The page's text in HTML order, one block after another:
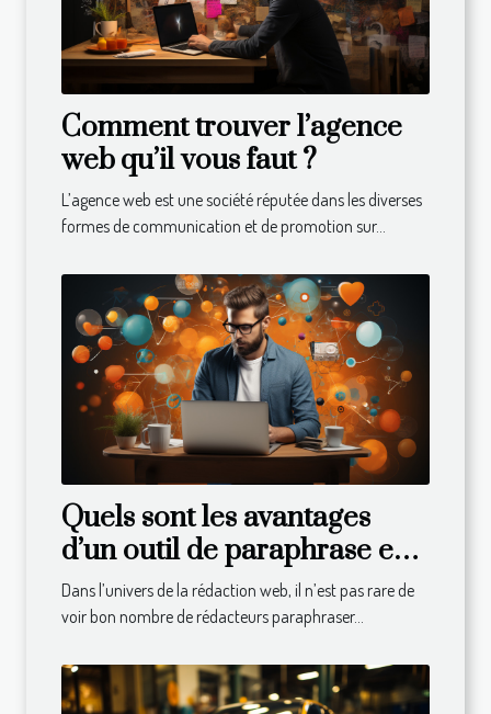
Comment trouver l’agence
web qu’il vous faut ?
L’agence web est une société réputée dans les diverses
formes de communication et de promotion sur...
Quels sont les avantages
d’un outil de paraphrase en
ligne ?
Dans l’univers de la rédaction web, il n’est pas rare de
voir bon nombre de rédacteurs paraphraser...